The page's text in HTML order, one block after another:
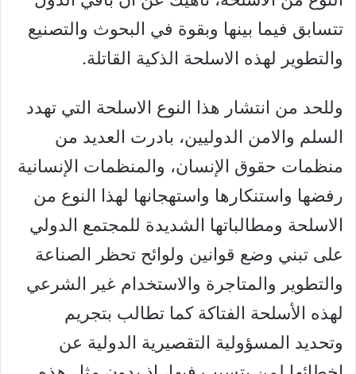
تتسابق فيما بينها وبقوة في البحوث والتصنيع
والتطوير لهذه الاسلحة الذكية القاتلة.
وللحد من انتشار هذا النوع الاسلحة التي تهدد
السلم والامن الدوليين، بادرت العديد من
منظمات حقوق الإنسان، والمنظمات الإنسانية
رفضها واستنكارها واستهجانها لهذا النوع من
الاسلحة ومطالباتها الشديدة للمجتمع الدولي
على تبني وضع قوانين ولوائح تحظر الصناعة
والتطوير والمتاجرة والاستخدام غير الشرعي
لهذه الأسلحة الفتاكة كما تطالب بتجريم
وتحديد المسؤولية التقصيرية الدولية عن